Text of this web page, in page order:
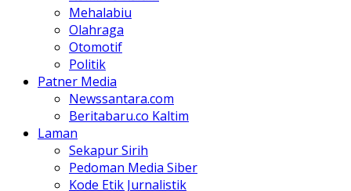
Mehalabiu
Olahraga
Otomotif
Politik
Patner Media
Newssantara.com
Beritabaru.co Kaltim
Laman
Sekapur Sirih
Pedoman Media Siber
Kode Etik Jurnalistik